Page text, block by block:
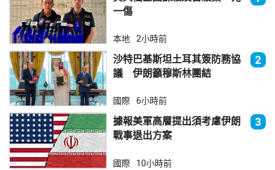
一傷
本地 2小時前
沙特巴基斯坦土耳其簽防務協
議 伊朗籲穆斯林團結
2
國際 6小時前
據報美軍高層提出須考慮伊朗
戰事退出方案
3
國際 10小時前